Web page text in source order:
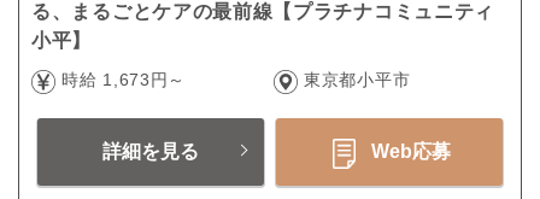
る、まるごとケアの最前線【プラチナコミュニティ
小平】
時給 1,673円～ 東京都小平市
詳細を見る Web応募